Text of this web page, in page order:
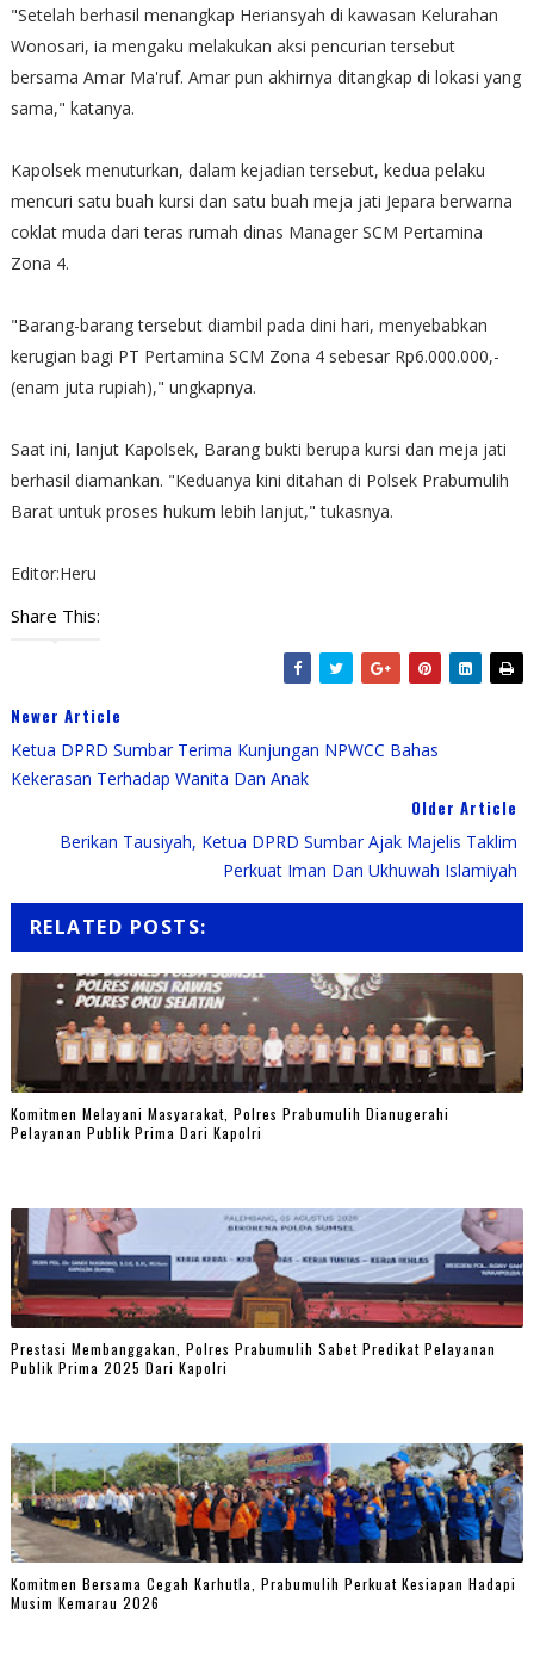
"Setelah berhasil menangkap Heriansyah di kawasan Kelurahan
Wonosari, ia mengaku melakukan aksi pencurian tersebut
bersama Amar Ma'ruf. Amar pun akhirnya ditangkap di lokasi yang
sama," katanya.
Kapolsek menuturkan, dalam kejadian tersebut, kedua pelaku
mencuri satu buah kursi dan satu buah meja jati Jepara berwarna
coklat muda dari teras rumah dinas Manager SCM Pertamina
Zona 4.
"Barang-barang tersebut diambil pada dini hari, menyebabkan
kerugian bagi PT Pertamina SCM Zona 4 sebesar Rp6.000.000,-
(enam juta rupiah)," ungkapnya.
Saat ini, lanjut Kapolsek, Barang bukti berupa kursi dan meja jati
berhasil diamankan. "Keduanya kini ditahan di Polsek Prabumulih
Barat untuk proses hukum lebih lanjut," tukasnya.
Editor:Heru
Share This:
Newer Article
Ketua DPRD Sumbar Terima Kunjungan NPWCC Bahas
Kekerasan Terhadap Wanita Dan Anak
Older Article
Berikan Tausiyah, Ketua DPRD Sumbar Ajak Majelis Taklim
Perkuat Iman Dan Ukhuwah Islamiyah
RELATED POSTS:
Komitmen Melayani Masyarakat, Polres Prabumulih Dianugerahi
Pelayanan Publik Prima Dari Kapolri
Prestasi Membanggakan, Polres Prabumulih Sabet Predikat Pelayanan
Publik Prima 2025 Dari Kapolri
Komitmen Bersama Cegah Karhutla, Prabumulih Perkuat Kesiapan Hadapi
Musim Kemarau 2026